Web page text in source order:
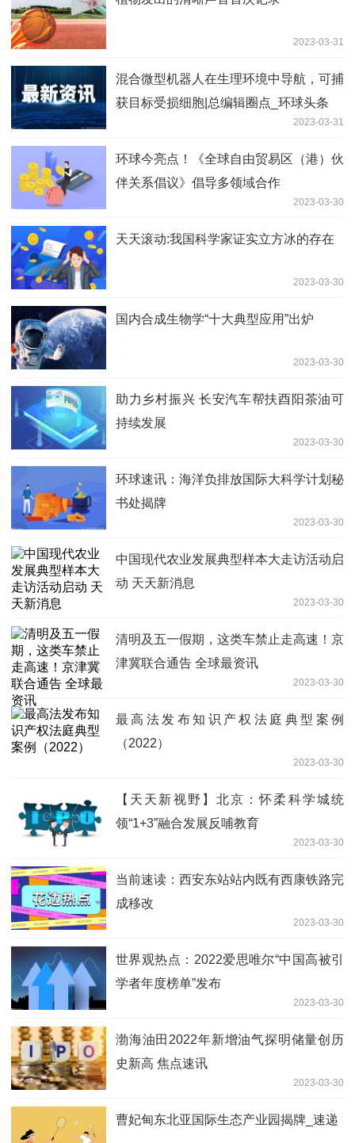
2023-03-31
混合微型机器人在生理环境中导航，可捕
获目标受损细胞|总编辑圈点_环球头条
2023-03-31
环球今亮点！《全球自由贸易区（港）伙
伴关系倡议》倡导多领域合作
2023-03-30
天天滚动:我国科学家证实立方冰的存在
2023-03-30
国内合成生物学“十大典型应用”出炉
2023-03-30
助力乡村振兴 长安汽车帮扶酉阳茶油可
持续发展
2023-03-30
环球速讯：海洋负排放国际大科学计划秘
书处揭牌
2023-03-30
中国现代农业发展典型样本大走访活动启
动 天天新消息
2023-03-30
清明及五一假期，这类车禁止走高速！京
津冀联合通告 全球最资讯
2023-03-30
最高法发布知识产权法庭典型案例
（2022）
2023-03-30
【天天新视野】北京：怀柔科学城统
领“1+3”融合发展反哺教育
2023-03-30
当前速读：西安东站站内既有西康铁路完
成移改
2023-03-30
世界观热点：2022爱思唯尔“中国高被引
学者年度榜单”发布
2023-03-30
渤海油田2022年新增油气探明储量创历
史新高 焦点速讯
2023-03-30
曹妃甸东北亚国际生态产业园揭牌_速递